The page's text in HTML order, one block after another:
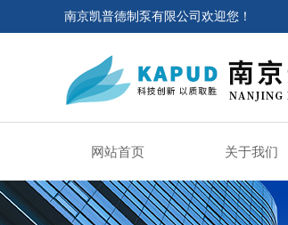
南京凯普德制泵有限公司欢迎您！
网站首页 关于我们